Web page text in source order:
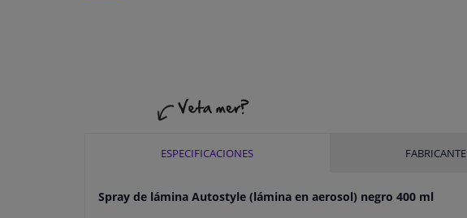
ESPECIFICACIONES FABRICANTE
Spray de lámina Autostyle (lámina en aerosol) negro 400 ml